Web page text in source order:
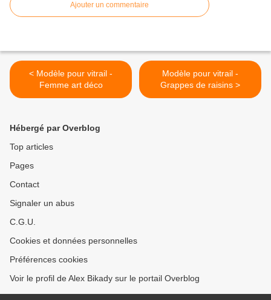
Ajouter un commentaire
< Modèle pour vitrail -
Femme art déco
Modèle pour vitrail -
Grappes de raisins >
Hébergé par Overblog
Top articles
Pages
Contact
Signaler un abus
C.G.U.
Cookies et données personnelles
Préférences cookies
Voir le profil de Alex Bikady sur le portail Overblog